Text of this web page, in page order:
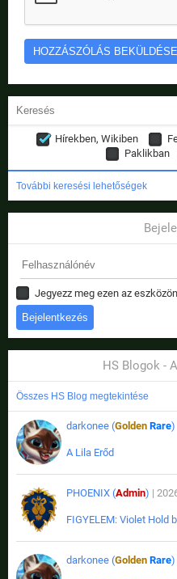
Hírekben, Wikiben
Paklikban
További keresési lehetőségek
Jegyezz meg ezen az
HS Blogok -
Összes HS Blog megtekintése
darkonee (Golden Rare)
A Lila Erőd
PHOENIX (Admin) |
FIGYELEM: Violet Hold
darkonee (Golden Rare)